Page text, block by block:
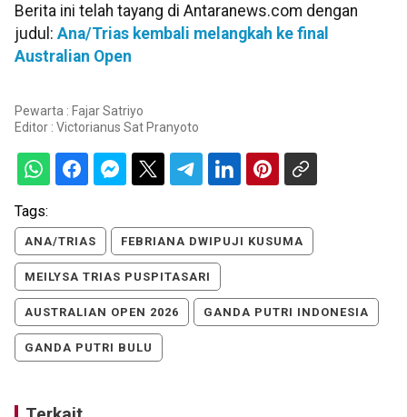
Berita ini telah tayang di Antaranews.com dengan
judul: Ana/Trias kembali melangkah ke final
Australian Open
Pewarta : Fajar Satriyo
Editor : Victorianus Sat Pranyoto
Tags:
ANA/TRIAS FEBRIANA DWIPUJI KUSUMA
MEILYSA TRIAS PUSPITASARI
AUSTRALIAN OPEN 2026 GANDA PUTRI INDONESIA
GANDA PUTRI BULU